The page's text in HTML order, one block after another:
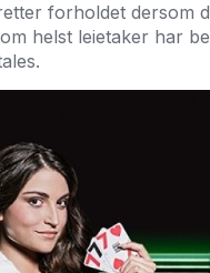
forholdet dersom
helst leietaker har